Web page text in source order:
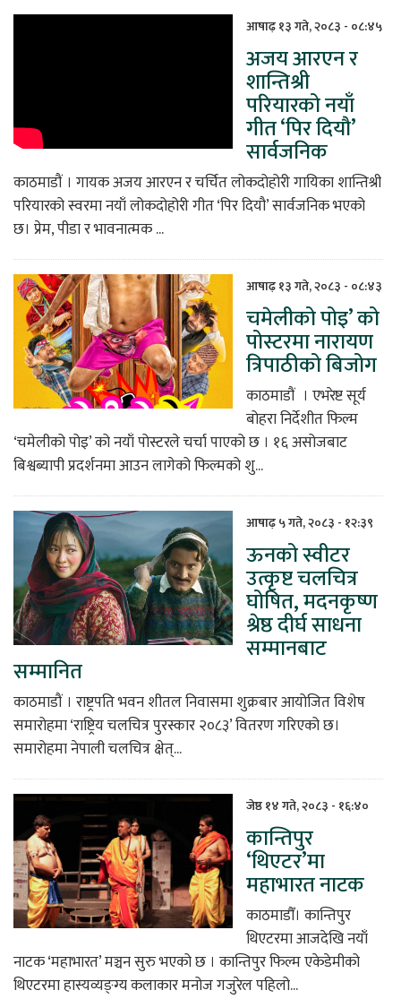
आषाढ़ १३ गते, २०८३ - ०८:४५
अजय आरएन र
शान्तिश्री
परियारको नयाँ
गीत ‘पिर दियौ’
सार्वजनिक
काठमाडौं । गायक अजय आरएन र चर्चित लोकदोहोरी गायिका शान्तिश्री
परियारको स्वरमा नयाँ लोकदोहोरी गीत ‘पिर दियौ’ सार्वजनिक भएको
छ। प्रेम, पीडा र भावनात्मक ...
आषाढ़ १३ गते, २०८३ - ०८:४३
चमेलीको पोइ’ को
पोस्टरमा नारायण
त्रिपाठीको बिजोग
काठमाडौं । एभरेष्ट सूर्य
बोहरा निर्देशीत फिल्म
‘चमेलीको पोइ’ को नयाँ पोस्टरले चर्चा पाएको छ । १६ असोजबाट
बिश्वब्यापी प्रदर्शनमा आउन लागेको फिल्मको शु...
आषाढ़ ५ गते, २०८३ - १२:३९
ऊनको स्वीटर
उत्कृष्ट चलचित्र
घोषित, मदनकृष्ण
श्रेष्ठ दीर्घ साधना
सम्मानबाट
सम्मानित
काठमाडौं । राष्ट्रपति भवन शीतल निवासमा शुक्रबार आयोजित विशेष
समारोहमा ‘राष्ट्रिय चलचित्र पुरस्कार २०८३’ वितरण गरिएको छ।
समारोहमा नेपाली चलचित्र क्षेत्...
जेष्ठ १४ गते, २०८३ - १६:४०
कान्तिपुर
‘थिएटर’मा
महाभारत नाटक
काठमाडौँ। कान्तिपुर
थिएटरमा आजदेखि नयाँ
नाटक ‘महाभारत’ मञ्चन सुरु भएको छ । कान्तिपुर फिल्म एकेडेमीको
थिएटरमा हास्यव्यङ्ग्य कलाकार मनोज गजुरेल पहिलो...